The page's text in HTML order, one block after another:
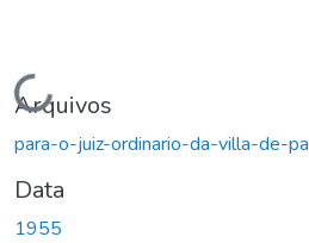
Carregando...
Arquivos
para-o-juiz-ordinario-da-villa-de-
Data
1955